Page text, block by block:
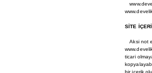
SİTE
Aksi not
ticari
bir içerik